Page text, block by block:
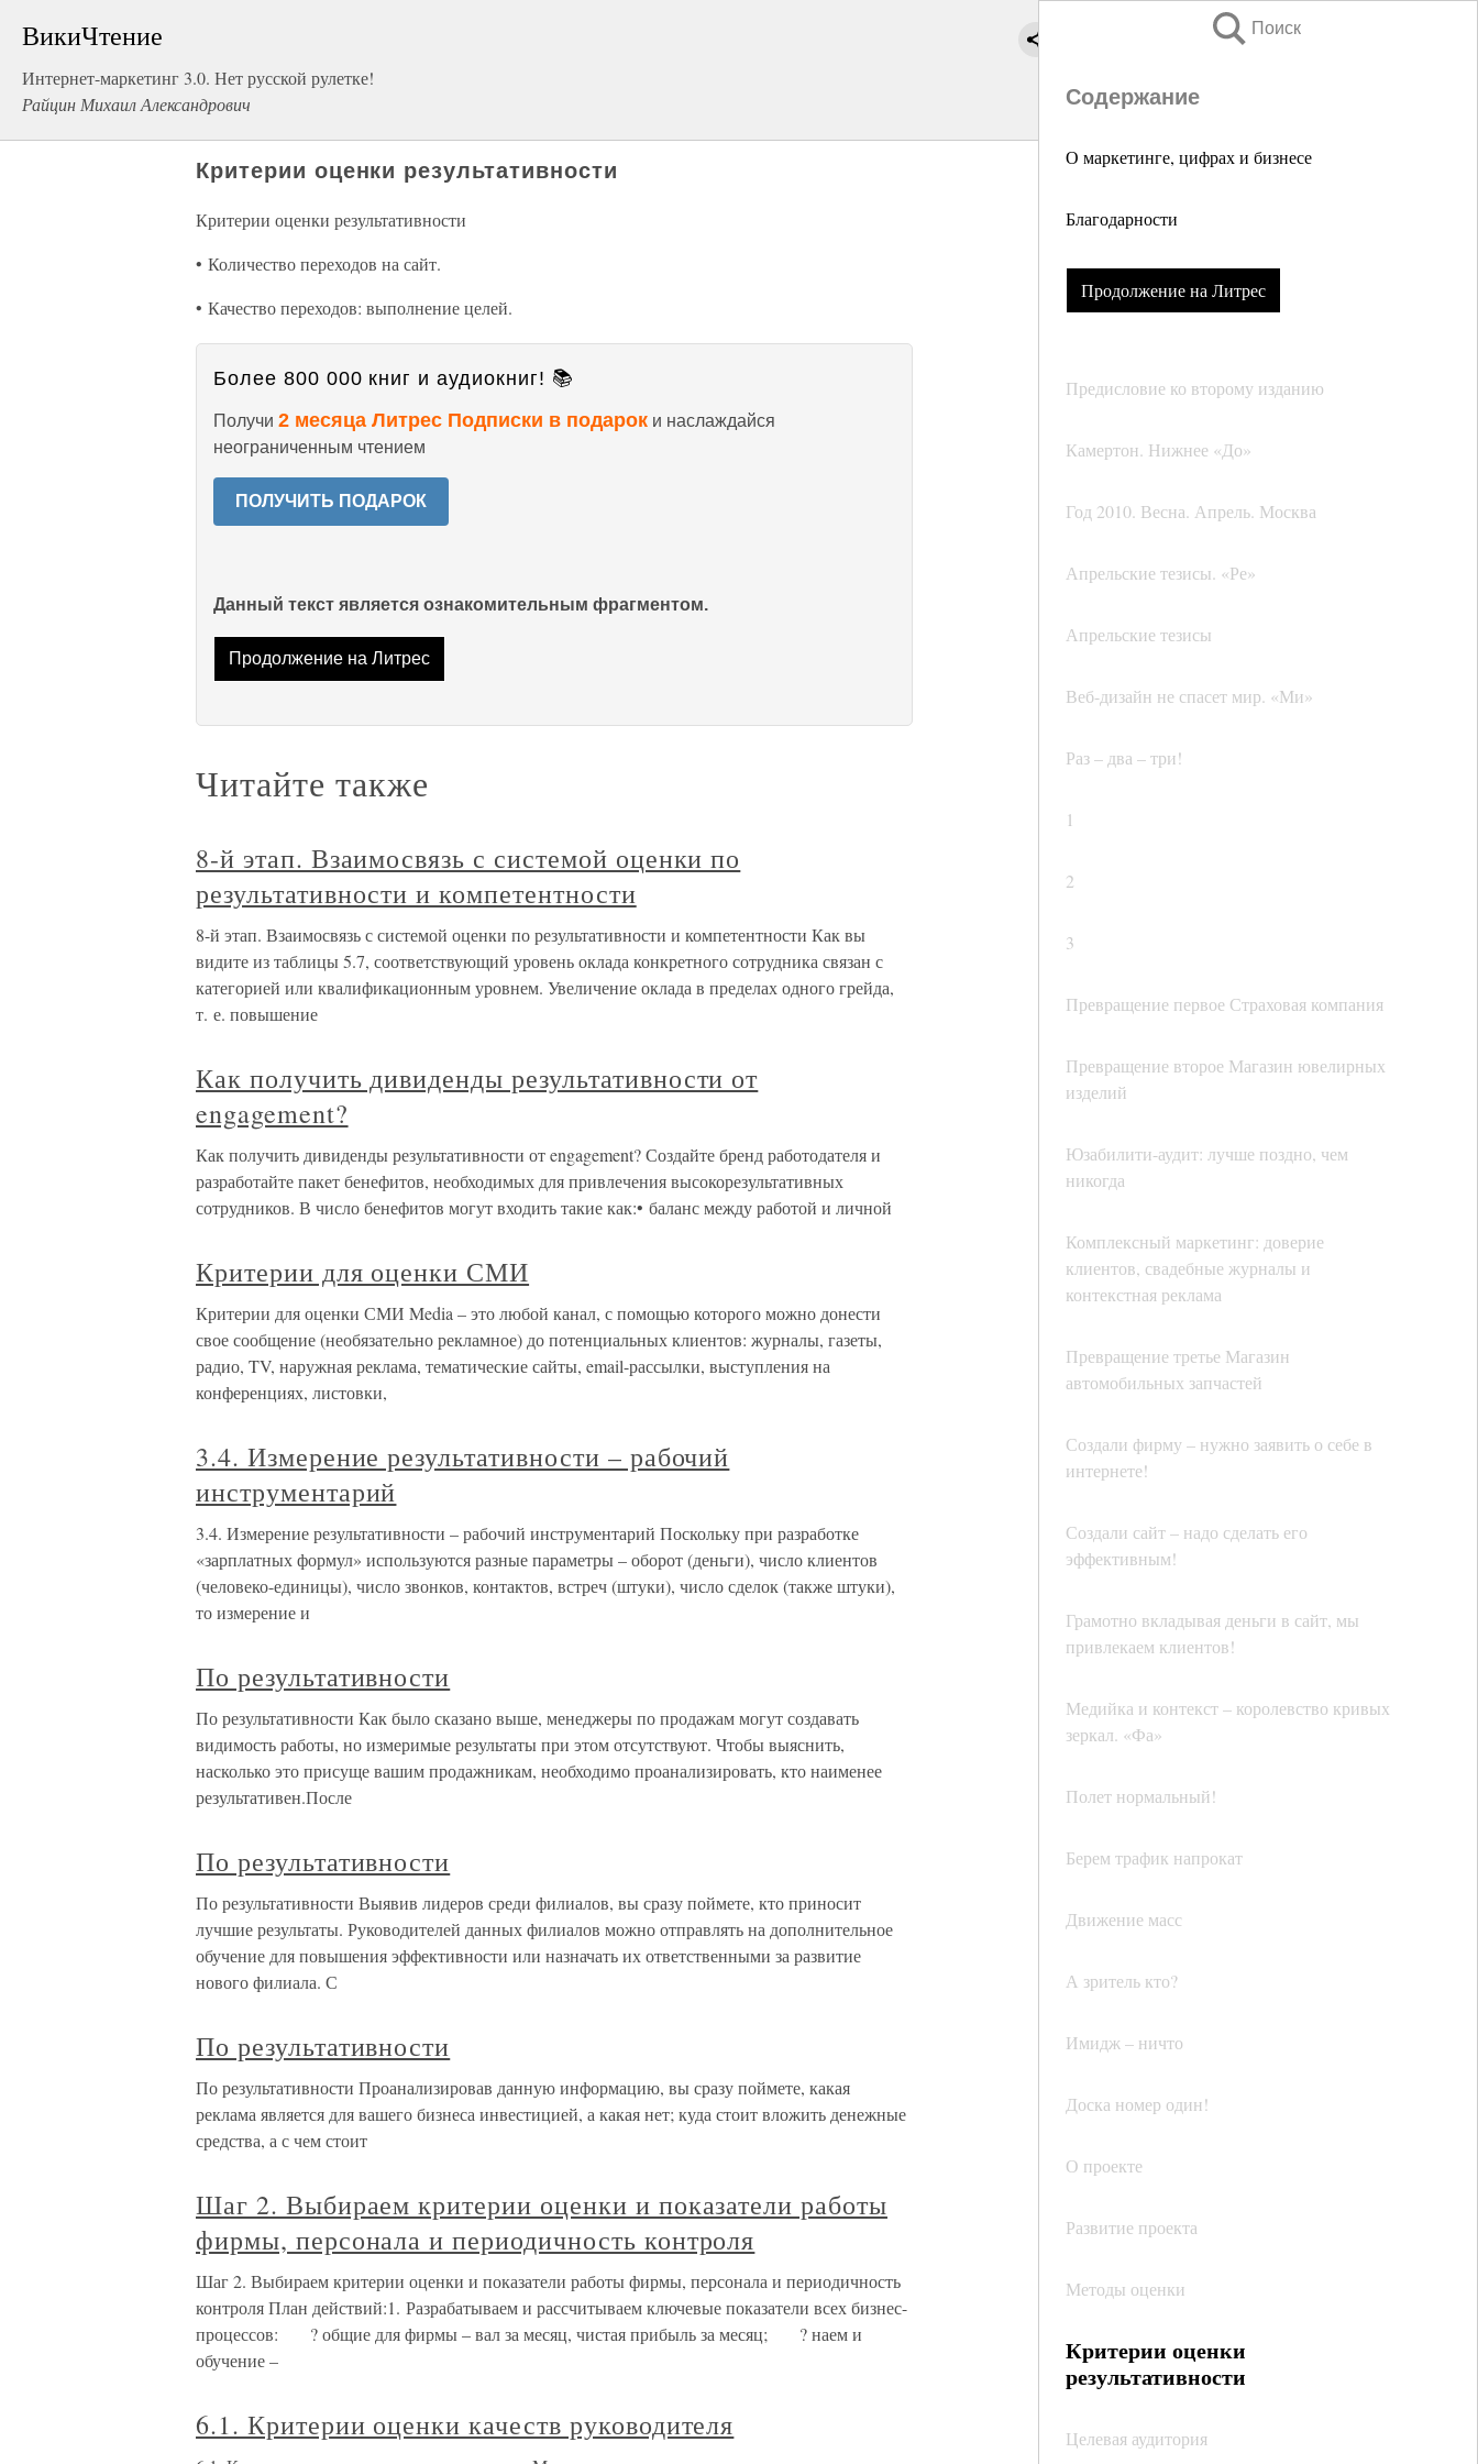
ВикиЧтение
Интернет-маркетинг 3.0. Нет русской рулетке!
Райцин Михаил Александрович
Поиск
Содержание
О маркетинге, цифрах и бизнесе
Благодарности
Продолжение на Литрес
Предисловие ко второму изданию
Камертон. Нижнее «До»
Год 2010. Весна. Апрель. Москва
Апрельские тезисы. «Ре»
Апрельские тезисы
Веб-дизайн не спасет мир. «Ми»
Раз – два – три!
1
2
3
Превращение первое Страховая компания
Превращение второе Магазин ювелирных
изделий
Юзабилити-аудит: лучше поздно, чем
никогда
Комплексный маркетинг: доверие
клиентов, свадебные журналы и
контекстная реклама
Превращение третье Магазин
автомобильных запчастей
Создали фирму – нужно заявить о себе в
интернете!
Создали сайт – надо сделать его
эффективным!
Грамотно вкладывая деньги в сайт, мы
привлекаем клиентов!
Медийка и контекст – королевство кривых
зеркал. «Фа»
Полет нормальный!
Берем трафик напрокат
Движение масс
А зритель кто?
Имидж – ничто
Доска номер один!
О проекте
Развитие проекта
Методы оценки
Критерии оценки
результативности
Целевая аудитория
Критерии оценки результативности
Критерии оценки результативности
• Количество переходов на сайт.
• Качество переходов: выполнение целей.
Более 800 000 книг и аудиокниг! 📚
Получи 2 месяца Литрес Подписки в подарок и наслаждайся
неограниченным чтением
ПОЛУЧИТЬ ПОДАРОК
Данный текст является ознакомительным фрагментом.
Продолжение на Литрес
Читайте также
8-й этап. Взаимосвязь с системой оценки по
результативности и компетентности
8-й этап. Взаимосвязь с системой оценки по результативности и компетентности Как вы
видите из таблицы 5.7, соответствующий уровень оклада конкретного сотрудника связан с
категорией или квалификационным уровнем. Увеличение оклада в пределах одного грейда,
т. е. повышение
Как получить дивиденды результативности от
engagement?
Как получить дивиденды результативности от engagement? Создайте бренд работодателя и
разработайте пакет бенефитов, необходимых для привлечения высокорезультативных
сотрудников. В число бенефитов могут входить такие как:• баланс между работой и личной
Критерии для оценки СМИ
Критерии для оценки СМИ Media – это любой канал, с помощью которого можно донести
свое сообщение (необязательно рекламное) до потенциальных клиентов: журналы, газеты,
радио, TV, наружная реклама, тематические сайты, email-рассылки, выступления на
конференциях, листовки,
3.4. Измерение результативности – рабочий
инструментарий
3.4. Измерение результативности – рабочий инструментарий Поскольку при разработке
«зарплатных формул» используются разные параметры – оборот (деньги), число клиентов
(человеко-единицы), число звонков, контактов, встреч (штуки), число сделок (также штуки),
то измерение и
По результативности
По результативности Как было сказано выше, менеджеры по продажам могут создавать
видимость работы, но измеримые результаты при этом отсутствуют. Чтобы выяснить,
насколько это присуще вашим продажникам, необходимо проанализировать, кто наименее
результативен.После
По результативности
По результативности Выявив лидеров среди филиалов, вы сразу поймете, кто приносит
лучшие результаты. Руководителей данных филиалов можно отправлять на дополнительное
обучение для повышения эффективности или назначать их ответственными за развитие
нового филиала. С
По результативности
По результативности Проанализировав данную информацию, вы сразу поймете, какая
реклама является для вашего бизнеса инвестицией, а какая нет; куда стоит вложить денежные
средства, а с чем стоит
Шаг 2. Выбираем критерии оценки и показатели работы
фирмы, персонала и периодичность контроля
Шаг 2. Выбираем критерии оценки и показатели работы фирмы, персонала и периодичность
контроля План действий:1. Разрабатываем и рассчитываем ключевые показатели всех бизнес-
процессов: ? общие для фирмы – вал за месяц, чистая прибыль за месяц; ? наем и
обучение –
6.1. Критерии оценки качеств руководителя